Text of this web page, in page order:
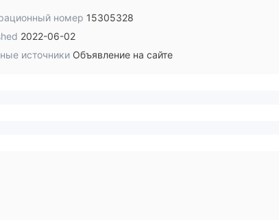
номер 15305328
2022-06-02
источники Объявление на сайте